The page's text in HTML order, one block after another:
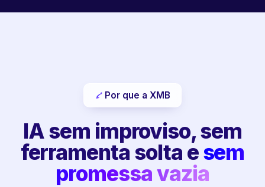
Por que a XMB
IA sem improviso, sem
ferramenta solta esem
promessa vazia